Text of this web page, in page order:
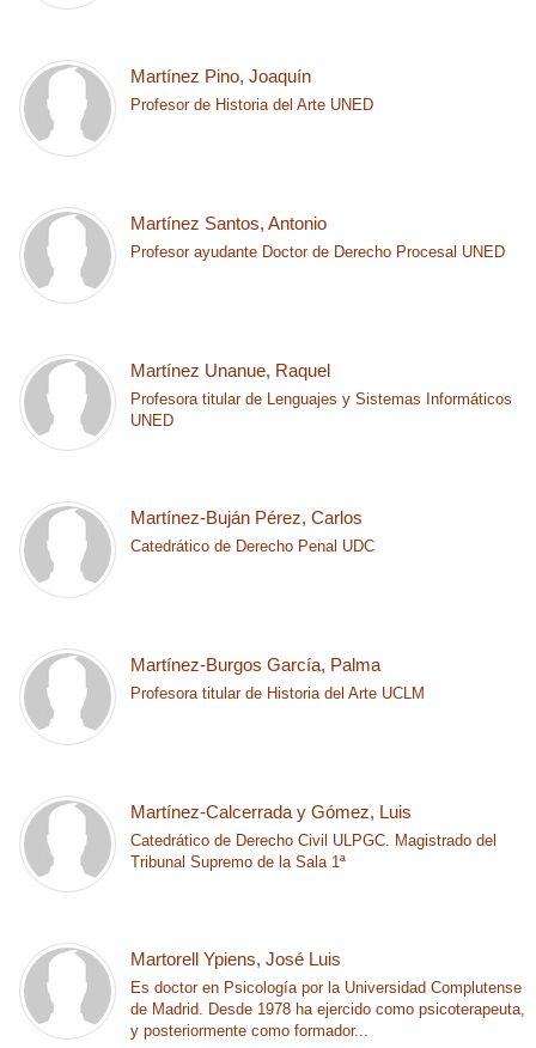
Martínez Pino, Joaquín
Profesor de Historia del Arte UNED
Martínez Santos, Antonio
Profesor ayudante Doctor de Derecho Procesal UNED
Martínez Unanue, Raquel
Profesora titular de Lenguajes y Sistemas Informáticos
UNED
Martínez-Buján Pérez, Carlos
Catedrático de Derecho Penal UDC
Martínez-Burgos García, Palma
Profesora titular de Historia del Arte UCLM
Martínez-Calcerrada y Gómez, Luis
Catedrático de Derecho Civil ULPGC. Magistrado del
Tribunal Supremo de la Sala 1ª
Martorell Ypiens, José Luis
Es doctor en Psicología por la Universidad Complutense
de Madrid. Desde 1978 ha ejercido como psicoterapeuta,
y posteriormente como formador...